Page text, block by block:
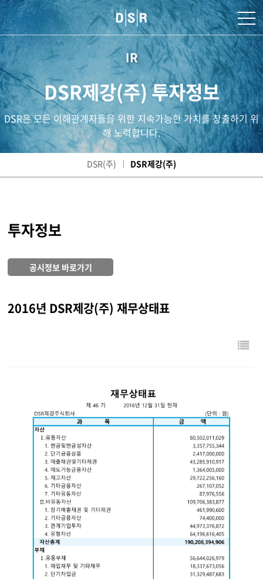
IR
DSR제강(주) 투자정보
DSR은 모든 이해관계자들을 위한 지속가능한 가치를 창출하기 위
해 노력합니다.
DSR(주) DSR제강(주)
투자정보
공시정보 바로가기
2016년 DSR제강(주) 재무상태표